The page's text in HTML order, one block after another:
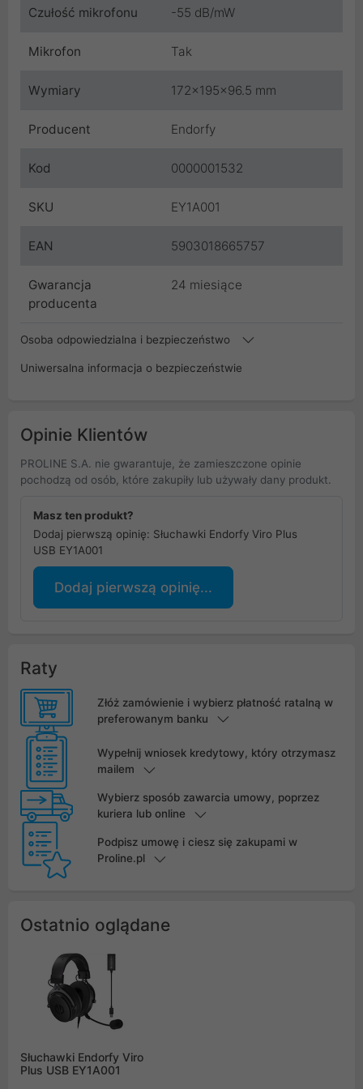
Czułość mikrofonu -55 dB/mW
Mikrofon Tak
Wymiary 172x195x96.5 mm
Producent Endorfy
Kod 0000001532
SKU EY1A001
EAN 5903018665757
Gwarancja
producenta
24 miesiące
Osoba odpowiedzialna i bezpieczeństwo
Uniwersalna informacja o bezpieczeństwie
Opinie Klientów
PROLINE S.A. nie gwarantuje, że zamieszczone opinie
pochodzą od osób, które zakupiły lub używały dany produkt.
Masz ten produkt?
Dodaj pierwszą opinię: Słuchawki Endorfy Viro Plus
USB EY1A001
Dodaj pierwszą opinię...
Raty
Złóż zamówienie i wybierz płatność ratalną w
preferowanym banku
Wypełnij wniosek kredytowy, który otrzymasz
mailem
Wybierz sposób zawarcia umowy, poprzez
kuriera lub online
Podpisz umowę i ciesz się zakupami w
Proline.pl
Ostatnio oglądane
Słuchawki Endorfy Viro
Plus USB EY1A001